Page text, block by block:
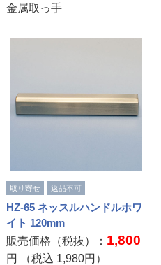
金属取っ手
取り寄せ 返品不可
HZ-65 ネッスルハンドルホワ
イト 120mm
販売価格（税抜）： 1,800
円 （税込 1,980円）